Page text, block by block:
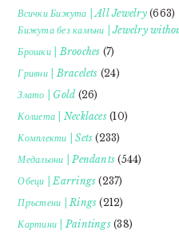
Всички Бижута | All Jewelry(663)
Бижута без камъни | Jewelry
Брошки | Brooches (7)
Гривни | Bracelets (24)
Злато | Gold (26)
Колиета | Necklaces(10)
Комплекти | Sets (233)
Медальони | Pendants (544)
Обеци | Earrings (237)
Пръстени | Rings (212)
Картини | Paintings(38)